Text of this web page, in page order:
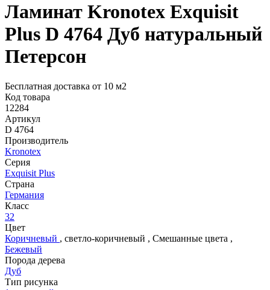
Ламинат Kronotex Exquisit
Plus D 4764 Дуб натуральный
Петерсон
Бесплатная доставка от 10 м2
Код товара
12284
Артикул
D 4764
Производитель
Kronotex
Серия
Exquisit Plus
Страна
Германия
Класс
32
Цвет
Коричневый , светло-коричневый , Смешанные цвета ,
Бежевый
Порода дерева
Дуб
Тип рисунка